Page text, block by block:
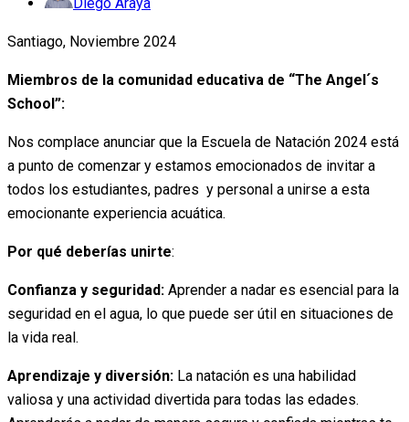
Santiago, Noviembre 2024
Miembros de la comunidad educativa de “The Angel´s
School”:
Nos complace anunciar que la Escuela de Natación 2024 está
a punto de comenzar y estamos emocionados de invitar a
todos los estudiantes, padres y personal a unirse a esta
emocionante experiencia acuática.
Por qué deberías unirte:
Confianza y seguridad: Aprender a nadar es esencial para la
seguridad en el agua, lo que puede ser útil en situaciones de
la vida real.
Aprendizaje y diversión: La natación es una habilidad
valiosa y una actividad divertida para todas las edades.